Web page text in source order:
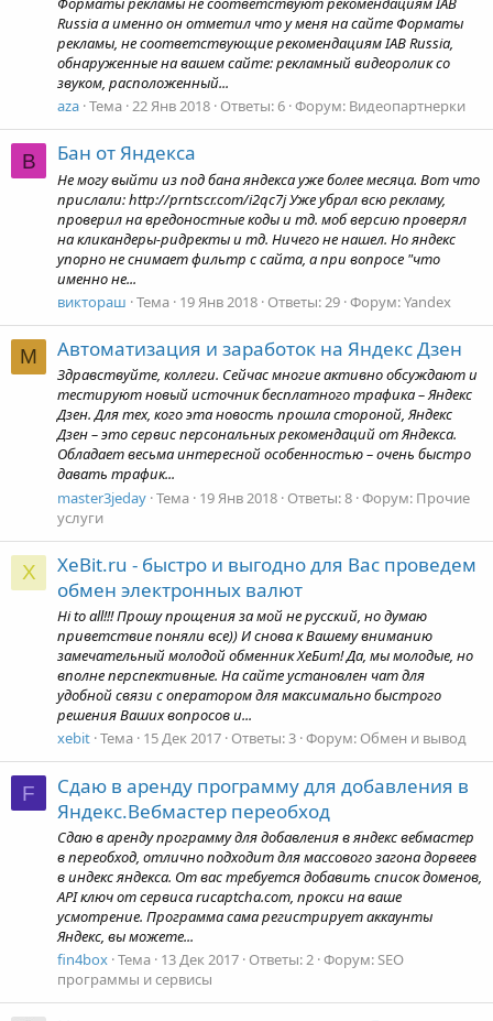
Russia а именно он отметил что у меня на сайте Форматы
рекламы, не соответствующие рекомендациям IAB Russia,
обнаруженные на вашем сайте: рекламный видеоролик со
звуком, расположенный...
aza Тема 22 Янв 2018 Ответы: 6 Форум: Видеопартнерки
В Бан от Яндекса
Не могу выйти из под бана яндекса уже более месяца. Вот что
прислали: http://prntscr.com/i2qc7j Уже убрал всю рекламу,
проверил на вредоностные коды и тд. моб версию проверял
на кликандеры-ридректы и тд. Ничего не нашел. Но яндекс
упорно не снимает фильтр с сайта, а при вопросе "что
именно не...
виктораш Тема 19 Янв 2018 Ответы: 29 Форум:Yandex
M Автоматизация и заработок на Яндекс Дзен
Здравствуйте, коллеги. Сейчас многие активно обсуждают и
тестируют новый источник бесплатного трафика – Яндекс
Дзен. Для тех, кого эта новость прошла стороной, Яндекс
Дзен – это сервис персональных рекомендаций от Яндекса.
Обладает весьма интересной особенностью – очень быстро
давать трафик...
master3jeday Тема 19 Янв 2018 Ответы: 8 Форум: Прочие
услуги
X
XeBit.ru - быстро и выгодно для Вас проведем
обмен электронных валют
Hi to all!!! Прошу прощения за мой не русский, но думаю
приветствие поняли все)) И снова к Вашему вниманию
замечательный молодой обменник ХеБит! Да, мы молодые, но
вполне перспективные. На сайте установлен чат для
удобной связи с оператором для максимально быстрого
решения Ваших вопросов и...
xebit Тема 15 Дек 2017 Ответы: 3 Форум: Обмен и вывод
F
Сдаю в аренду программу для добавления в
Яндекс.Вебмастер переобход
Сдаю в аренду программу для добавления в яндекс вебмастер
в переобход, отлично подходит для массового загона дорвеев
в индекс яндекса. От вас требуется добавить список доменов,
API ключ от сервиса rucaptcha.com, прокси на ваше
усмотрение. Программа сама регистрирует аккаунты
Яндекс, вы можете...
fin4box Тема 13 Дек 2017 Ответы: 2 Форум:SEO
программы и сервисы